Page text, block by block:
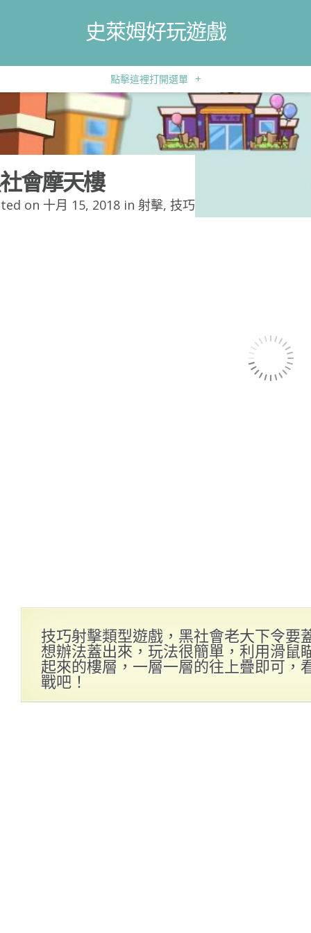
史萊姆好玩遊戲
點擊這裡打開選單 +
會摩天樓
on 十月 15, 2018 in 射擊, 技巧
技巧射擊類型遊戲，黑社會老大下令要
想辦法蓋出來，玩法很簡單，利用滑鼠
起來的樓層，一層一層的往上疊即可，
戰吧！